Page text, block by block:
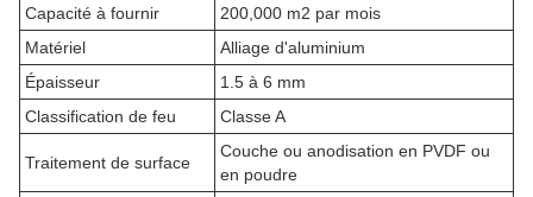
Capacité à fournir
200,000 m2 par mois
Matériel
Alliage d'aluminium
Épaisseur
1.5 à 6 mm
Classification de feu
Classe A
Traitement de surface
Couche ou anodisation en PVDF ou
en poudre